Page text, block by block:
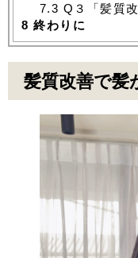
7.3 Q３「髪質
8 終わりに
髪質改善で髪